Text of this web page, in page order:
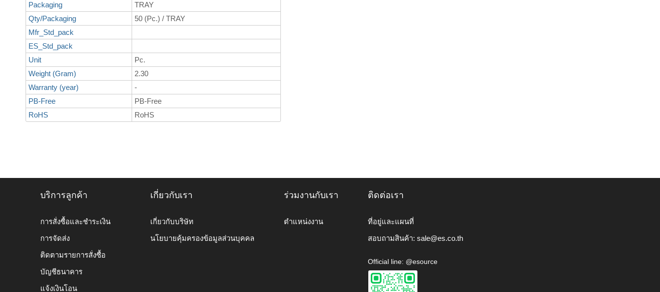
Packaging
TRAY
Qty/Packaging
50 (Pc.) / TRAY
Mfr_Std_pack
ES_Std_pack
Unit
Pc.
Weight (Gram)
2.30
Warranty (year)
-
PB-Free
PB-Free
RoHS
RoHS
บริการลูกค้า
การสั่งซื้อและชำระเงิน
การจัดส่ง
ติดตามรายการสั่งซื้อ
บัญชีธนาคาร
แจ้งเงินโอน
เกี่ยวกับเรา
เกี่ยวกับบริษัท
นโยบายคุ้มครองข้อมูลส่วนบุคคล
ร่วมงานกับเรา
ตำแหน่งงาน
ติดต่อเรา
ที่อยู่และแผนที่
สอบถามสินค้า: sale@es.co.th
Official line: @esource